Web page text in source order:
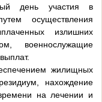
день участия в
осуществления
излишних
военнослужащие
жилищных
нахождение
на лечении и